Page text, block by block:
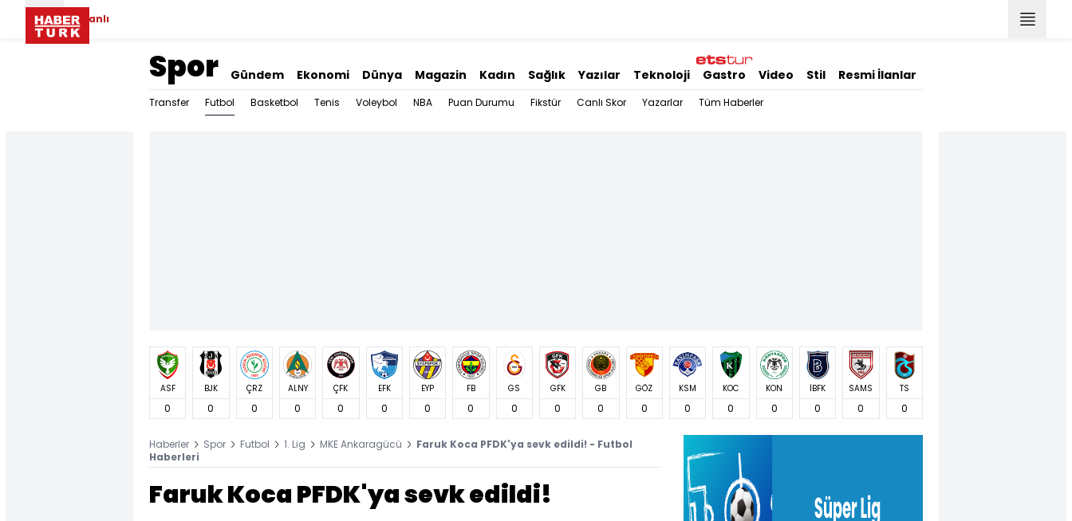
Canlı
Spor Gündem Ekonomi Dünya Magazin Kadın Sağlık Yazılar Teknoloji Gastro Video Stil Resmi İlanlar
Transfer Futbol Basketbol Tenis Voleybol NBA Puan Durumu Fikstür Canlı Skor Yazarlar Tüm Haberler
ASF
0
BJK
0
ÇRZ
0
ALNY
0
ÇFK
0
EFK
0
EYP
0
FB
0
GS
0
GFK
0
GB
0
GÖZ
0
KSM
0
KOC
0
KON
0
İBFK
0
SAMS
0
TS
0
Haberler Spor Futbol 1. Lig MKE Ankaragücü
Faruk Koca PFDK'ya sevk edildi! - Futbol
Haberleri
Faruk Koca PFDK'ya sevk edildi!